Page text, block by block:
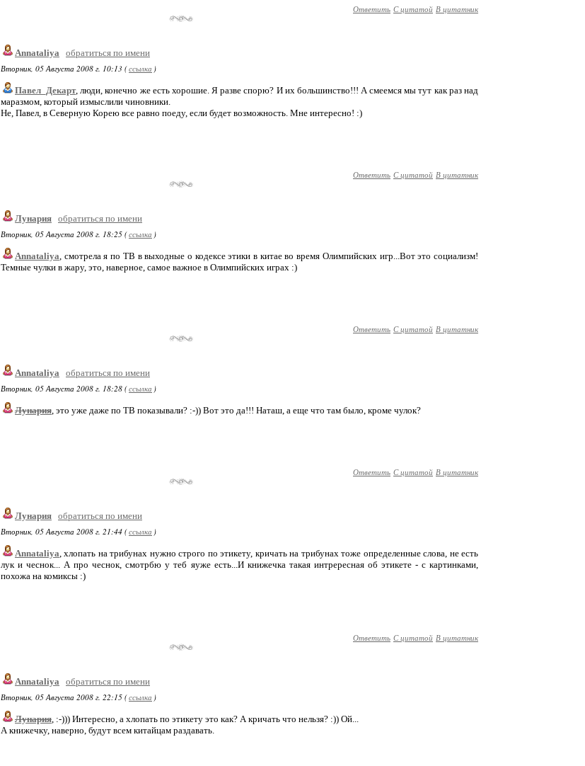
Ответить С цитатой В цитатник
Annataliya
обратиться по имени
Вторник, 05 Августа 2008 г. 10:13 (ссылка )
Павел_Декарт, люди, конечно же есть хорошие. Я разве спорю? И их большинство!!! А смеемся мы тут как раз над
маразмом, который измыслили чиновники.
Не, Павел, в Северную Корею все равно поеду, если будет возможность. Мне интересно! :)
Ответить С цитатой В цитатник
Лунария обратиться по имени
Вторник, 05 Августа 2008 г. 18:25 (ссылка )
Annataliya, смотрела я по ТВ в выходные о кодексе этики в китае во время Олимпийских игр...Вот это социализм!
Темные чулки в жару, это, наверное, самое важное в Олимпийских играх :)
Ответить С цитатой В цитатник
Annataliya
обратиться по имени
Вторник, 05 Августа 2008 г. 18:28 (ссылка )
Лунария, это уже даже по ТВ показывали? :-)) Вот это да!!! Наташ, а еще что там было, кроме чулок?
Ответить С цитатой В цитатник
Лунария обратиться по имени
Вторник, 05 Августа 2008 г. 21:44 (ссылка )
Annataliya, хлопать на трибунах нужно строго по этикету, кричать на трибунах тоже определенные слова, не есть
лук и чеснок... А про чеснок, смотрбю у теб яуже есть...И книжечка такая интрересная об этикете - с картинками,
похожа на комиксы :)
Ответить С цитатой В цитатник
Annataliya
обратиться по имени
Вторник, 05 Августа 2008 г. 22:15 (ссылка )
Лунария, :-))) Интересно, а хлопать по этикету это как? А кричать что нельзя? :)) Ой...
А книжечку, наверно, будут всем китайцам раздавать.